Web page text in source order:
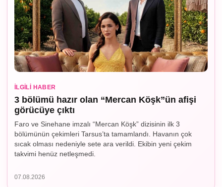
İLGILI HABER
3 bölümü hazır olan “Mercan Köşk”ün afişi
görücüye çıktı
Faro ve Sinehane imzalı “Mercan Köşk” dizisinin ilk 3
bölümünün çekimleri Tarsus’ta tamamlandı. Havanın çok
sıcak olması nedeniyle sete ara verildi. Ekibin yeni çekim
takvimi henüz netleşmedi.
07.08.2026